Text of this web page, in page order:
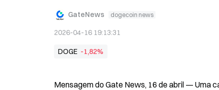
GateNews dogecoin news
2026-04-16 19:13:31
DOGE -1,82%
Mensagem do Gate News, 16 de abril — Uma